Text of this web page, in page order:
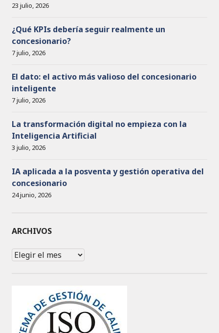
23 julio, 2026
¿Qué KPIs debería seguir realmente un
concesionario?
7 julio, 2026
El dato: el activo más valioso del concesionario
inteligente
7 julio, 2026
La transformación digital no empieza con la
Inteligencia Artificial
3 julio, 2026
IA aplicada a la posventa y gestión operativa del
concesionario
24 junio, 2026
ARCHIVOS
Archivos